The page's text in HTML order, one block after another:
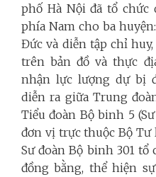
phố Hà Nội đã tổ
phía Nam cho ba
Đức và diễn tập chỉ
trên bản đồ và thực
nhận lực lượng dự bị
diễn ra giữa Trung
Tiểu đoàn Bộ binh 5
đơn vị trực thuộc Bộ Tư
Sư đoàn Bộ binh 301
đồng bằng, thể hiện